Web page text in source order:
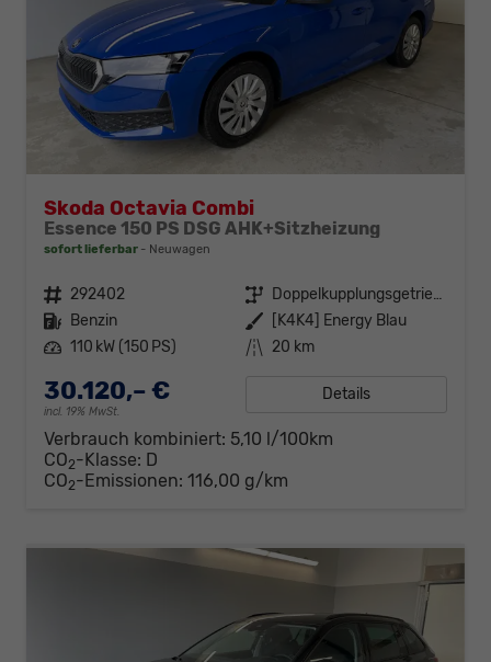
Skoda Octavia Combi
Essence 150 PS DSG AHK+Sitzheizung
sofort lieferbar Neuwagen
Fahrzeugnr. 292402 Getriebe
Doppelkupplungsgetriebe (DSG)
Kraftstoff Benzin Außenfarbe
[K4K4] Energy Blau
Leistung 110 kW (150 PS) Kilometerstand 20 km
30.120,– €
incl. 19% MwSt.
Details
Verbrauch kombiniert: 5,10 l/100km
CO2-Klasse: D
CO2-Emissionen: 116,00 g/km